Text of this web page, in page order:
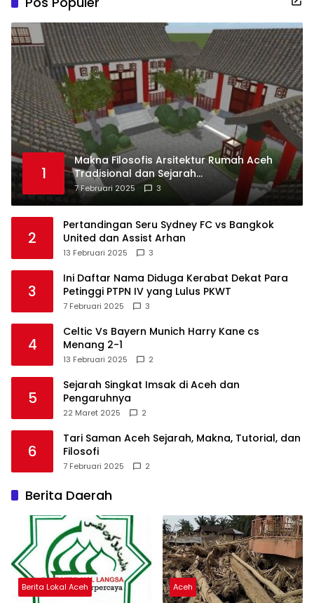
1
Makna Filosofis Arsitektur Rumah Aceh
Tradisional dan Sejarah
Perkembangannya
7 Februari 2025 3
2
Pertandingan Seru Sydney FC vs Bangkok
United dan Assist Arhan
13 Februari 2025 3
3
Ini Daftar Nama Diduga Kerabat Dekat Para
Petinggi PTPN IV yang Lulus PKWT
7 Februari 2025 3
4
Celtic Vs Bayern Munich Harry Kane cs
Menang 2-1
13 Februari 2025 2
5
Sejarah Singkat Imsak di Aceh dan
Pengaruhnya
22 Maret 2025 2
6
Tari Saman Aceh Sejarah, Makna, Tutorial, dan
Filosofi
7 Februari 2025 2
Berita Daerah
Berita Lokal Aceh Aceh